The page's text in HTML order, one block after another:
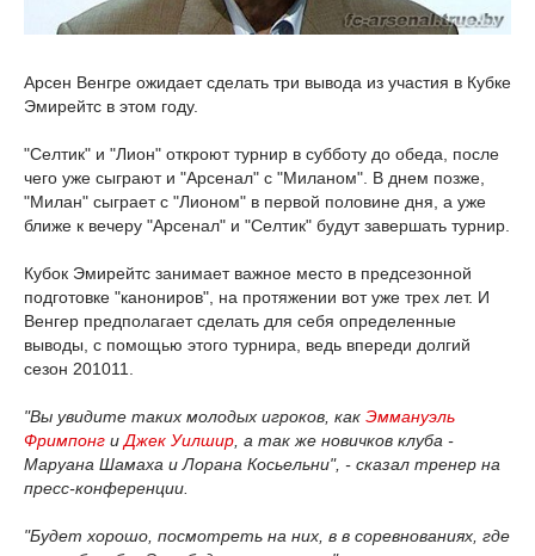
Арсен Венгре ожидает сделать три вывода из участия в Кубке
Эмирейтс в этом году.
"Селтик" и "Лион" откроют турнир в субботу до обеда, после
чего уже сыграют и "Арсенал" с "Миланом". В днем позже,
"Милан" сыграет с "Лионом" в первой половине дня, а уже
ближе к вечеру "Арсенал" и "Селтик" будут завершать турнир.
Кубок Эмирейтс занимает важное место в предсезонной
подготовке "канониров", на протяжении вот уже трех лет. И
Венгер предполагает сделать для себя определенные
выводы, с помощью этого турнира, ведь впереди долгий
сезон 201011.
"Вы увидите таких молодых игроков, как Эммануэль
Фримпонг иДжек Уилшир, а так же новичков клуба -
Маруана Шамаха и Лорана Косьельни", - сказал тренер на
пресс-конференции.
"Будет хорошо, посмотреть на них, в в соревнованиях, где